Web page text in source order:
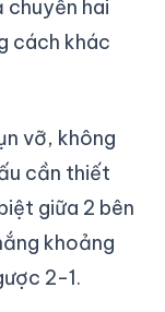
chuyền hai
cách khác
vỡ, không
cần thiết
giữa 2 bên
khoảng
2-1.